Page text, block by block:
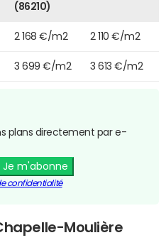
(86210)
2 168 €/m2 2 110 €/m2
3 699 €/m2 3 613 €/m2
plans directement par e-
Je m'abonne
confidentialité
Moulière